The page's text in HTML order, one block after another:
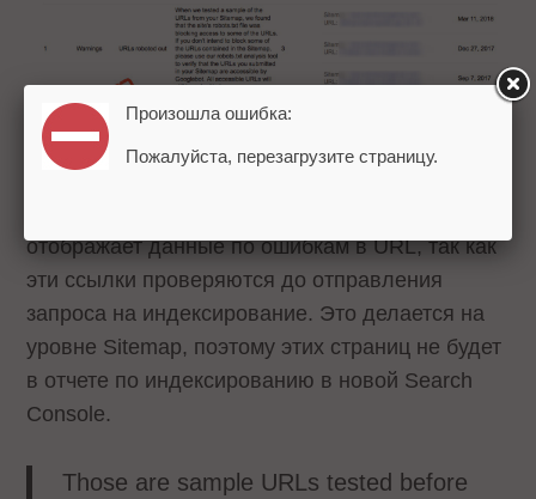
отображает данные по ошибкам в URL, так как
эти ссылки проверяются до отправления
запроса на индексирование. Это делается на
уровне Sitemap, поэтому этих страниц не будет
в отчете по индексированию в новой Search
Console.
Those are sample URLs tested before
Произошла ошибка:
Пожалуйста, перезагрузите страницу.